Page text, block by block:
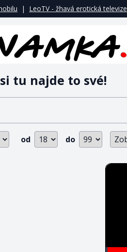
| LeoTV - žhavá erotická televize
tu najde to své!
od do